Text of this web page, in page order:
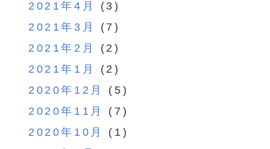
2021年4月
(3)
2021年3月
(7)
2021年2月
(2)
2021年1月
(2)
2020年12月
(5)
2020年11月
(7)
2020年10月
(1)